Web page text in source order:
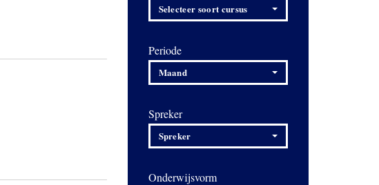
Selecteer soort cursus
Periode
Maand
Spreker
Spreker
Onderwijsvorm